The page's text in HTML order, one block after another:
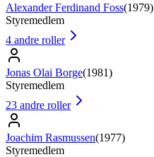
Alexander Ferdinand Foss(1979)
Styremedlem
4 andre roller
Jonas Olai Borge(1981)
Styremedlem
23 andre roller
Joachim Rasmussen(1977)
Styremedlem